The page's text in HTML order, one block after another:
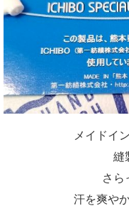
メイドイ
縫
さら
汗を爽や